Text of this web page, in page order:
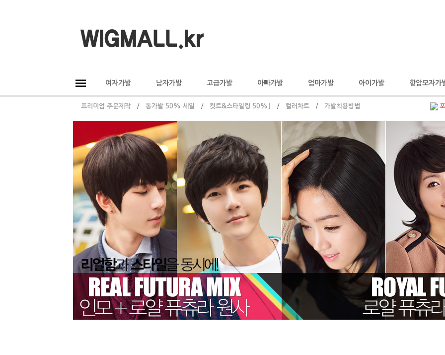
여자가발 남자가발 고급가발 아빠가발 엄마가발 아이가발 항암모자가
프리미엄 주문제작 / 통가발 50% 세일 / 컷트&스타일링 50%↓ / 컬러차트 / 가발착용방법